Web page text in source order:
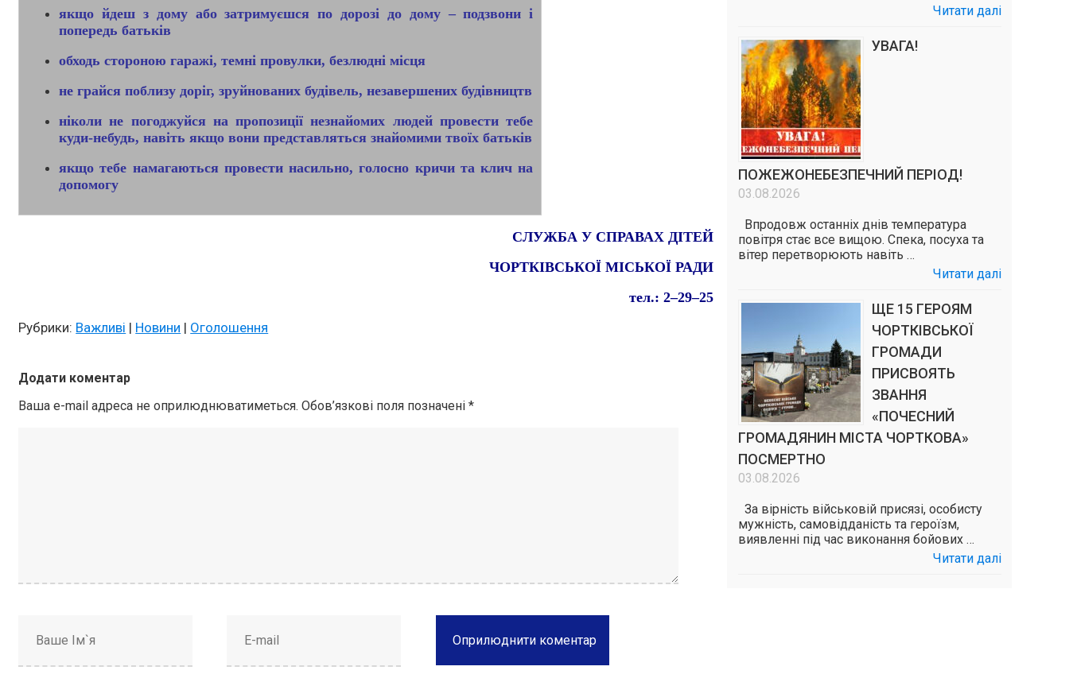
якщо йдеш з дому або затримуєшся по дорозі до дому – подзвони і
попередь батьків
обходь стороною гаражі, темні провулки, безлюдні місця
не грайся поблизу доріг, зруйнованих будівель, незавершених будівництв
ніколи не погоджуйся на пропозиції незнайомих людей провести тебе
куди-небудь, навіть якщо вони представляться знайомими твоїх батьків
якщо тебе намагаються провести насильно, голосно кричи та клич на
допомогу
СЛУЖБА У СПРАВАХ ДІТЕЙ
ЧОРТКІВСЬКОЇ МІСЬКОЇ РАДИ
тел.: 2–29–25
Рубрики: Важливі | Новини | Оголошення
Додати коментар
Ваша e-mail адреса не оприлюднюватиметься. Обов’язкові поля позначені*
Читати далі
УВАГА!
ПОЖЕЖОНЕБЕЗПЕЧНИЙ ПЕРІОД!
03.08.2026
Впродовж останніх днів температура
повітря стає все вищою. Спека, посуха та
вітер перетворюють навіть …
Читати далі
ЩЕ 15 ГЕРОЯМ
ЧОРТКІВСЬКОЇ
ГРОМАДИ
ПРИСВОЯТЬ
ЗВАННЯ
«ПОЧЕСНИЙ
ГРОМАДЯНИН МІСТА ЧОРТКОВА»
ПОСМЕРТНО
03.08.2026
За вірність військовій присязі, особисту
мужність, самовідданість та героїзм,
виявленні під час виконання бойових …
Читати далі